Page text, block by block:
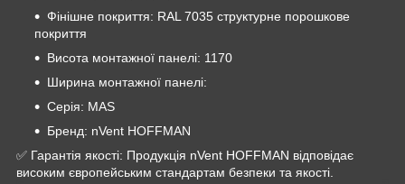
Фінішне покриття: RAL 7035 структурне порошкове
покриття
Висота монтажної панелі: 1170
Ширина монтажної панелі:
Серія: MAS
Бренд: nVent HOFFMAN
✅ Гарантія якості: Продукція nVent HOFFMAN відповідає
високим європейським стандартам безпеки та якості.